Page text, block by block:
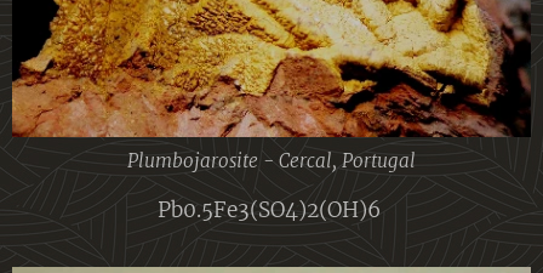
Plumbojarosite - Cercal, Portugal
Pb0.5Fe3(SO4)2(OH)6